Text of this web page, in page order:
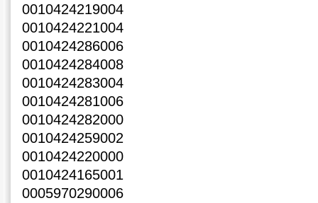
0010424219004
0010424221004
0010424286006
0010424284008
0010424283004
0010424281006
0010424282000
0010424259002
0010424220000
0010424165001
0005970290006